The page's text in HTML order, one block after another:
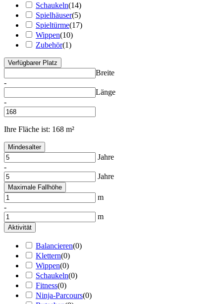
Schaukeln(14)
Spielhäuser(5)
Spieltürme(17)
Wippen(10)
Zubehör(1)
Verfügbarer Platz
Breite
-
Länge
-
Ihre Fläche ist: 168 m²
Mindesalter
Jahre
-
Jahre
Maximale Fallhöhe
m
-
m
Aktivität
Balancieren(0)
Klettern(0)
Wippen(0)
Schaukeln(0)
Fitness(0)
Ninja-Parcours(0)